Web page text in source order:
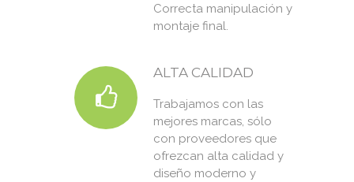
Correcta manipulación y
montaje final.
ALTA CALIDAD
Trabajamos con las
mejores marcas, sólo
con proveedores que
ofrezcan alta calidad y
diseño moderno y